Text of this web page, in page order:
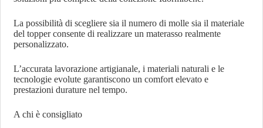
La possibilità di scegliere sia il numero di molle sia il materiale
del topper consente di realizzare un materasso realmente
personalizzato.
L’accurata lavorazione artigianale, i materiali naturali e le
tecnologie evolute garantiscono un comfort elevato e
prestazioni durature nel tempo.
A chi è consigliato